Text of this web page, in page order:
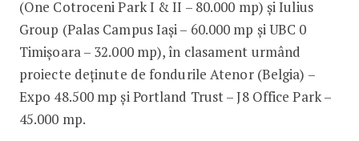
(One Cotroceni Park I & II – 80.000 mp) și Iulius
Group (Palas Campus Iași – 60.000 mp și UBC 0
Timișoara – 32.000 mp), în clasament urmând
proiecte deținute de fondurile Atenor (Belgia) –
Expo 48.500 mp și Portland Trust – J8 Office Park –
45.000 mp.